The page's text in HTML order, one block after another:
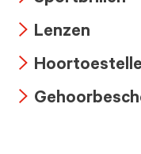
icon
icon
Lenzen
icon